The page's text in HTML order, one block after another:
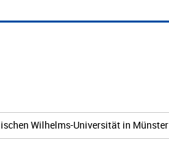
Wilhelms-Universität in Münster